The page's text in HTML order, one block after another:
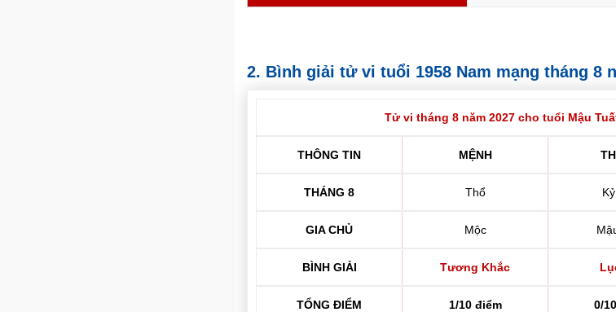
2. Bình giải tử vi tuổi 1958 Nam mạng tháng 8
Tử vi tháng 8 năm 2027 cho tuổi Mậu
THÔNG TIN MỆNH
THÁNG 8 Thổ
GIA CHỦ Mộc
BÌNH GIẢI Tương Khắc
TỔNG ĐIỂM 1/10 điểm 0/